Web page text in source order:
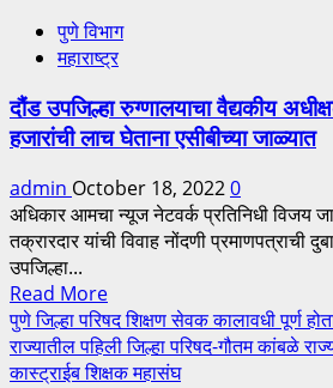
तालुक्यातील
११८.९
रस्त्यांचे
उजळले
आमदार
चव्हाण
यांच्या
यश….
पुणे विभाग
महाराष्ट्र
दौंड उपजिल्हा रुग्णालयाचा वैद्यकीय
हजारांची लाच घेताना एसीबीच्या जाळ्यात
admin October 18, 20220
अधिकार आमचा न्यूज नेटवर्क प्रतिनिधी विजय
तक्रारदार यांची विवाह नोंदणी प्रमाणपत्राची
उपजिल्हा...
Read MoreRead
more
about
दौंड
पुणे जिल्हा परिषद शिक्षण सेवक कालावधी पूर्ण
राज्यातील पहिली जिल्हा परिषद-गौतम कांबळे
कास्ट्राईब शिक्षक महासंघ